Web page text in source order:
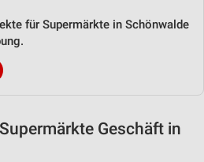
für Supermärkte in Schönwalde
Geschäft in